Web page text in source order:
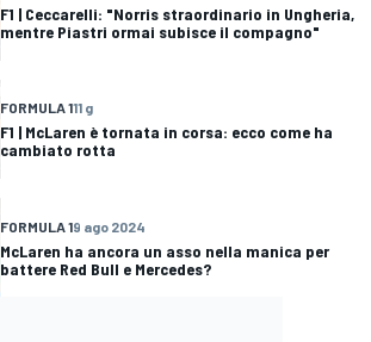
F1 | Ceccarelli: "Norris straordinario in Ungheria,
mentre Piastri ormai subisce il compagno"
FORMULA 111 g
F1 | McLaren è tornata in corsa: ecco come ha
cambiato rotta
FORMULA 19 ago 2024
McLaren ha ancora un asso nella manica per
battere Red Bull e Mercedes?